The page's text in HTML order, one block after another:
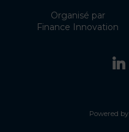
Organisé par
Finance Innovation
Powered by